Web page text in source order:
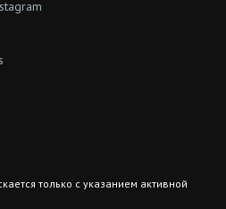
только с указанием активной